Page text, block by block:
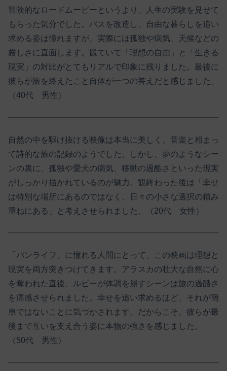
冒険的なロードムービーというより、人生の実験を見せて
もらった気分でした。バスを改造し、自由な暮らしを追い
求める姿は憧れますが、実際には孤独や病気、天候などの
厳しさに直面します。観ていて「理想の自由」と「生きる
現実」の対比がとてもリアルで印象に残りました。最後に
彼らが旅を終えたこと自体が一つの答えだと感じました。
（40代 男性）
自然の中を駆け抜ける映像は本当に美しく、音楽と相まっ
て詩的な旅の記録のようでした。しかし、夢のようなシー
ンの裏に、孤独や愛犬の病気、移動の過酷さといった現実
がしっかり描かれているのが魅力。観終わった後は「幸せ
は特別な場所にあるのではなく、日々の小さな選択の積み
重ねにある」と考えさせられました。（20代 女性）
「バンライフ」に憧れる人間にとって、この映画は理想と
現実を両方突きつけてきます。アラスカの壮大な自然に心
を奪われた直後、ルビーが体調を崩すシーンは旅の過酷さ
を痛感させられました。幸せを追い求めるほど、それが簡
単ではないことに気づかされます。だからこそ、彼らが最
後まで互いを支え合う姿に本物の強さを感じました。
（50代 男性）